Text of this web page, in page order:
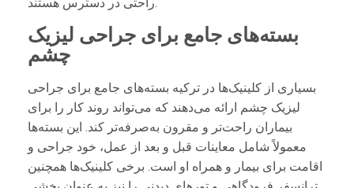
بسته‌های جامع برای جراحی لیزیک
چشم
بسیاری از کلینیک‌ها در ترکیه بسته‌های جامع برای جراحی
لیزیک چشم ارائه می‌دهند که می‌تواند روند کار را برای
بیماران راحت‌تر و مقرون به‌صرفه‌تر کند. این بسته‌ها
معمولاً شامل معاینات قبل و بعد از عمل، خود جراحی و
اقامت برای بیمار و همراه او است. برخی کلینیک‌ها همچنین